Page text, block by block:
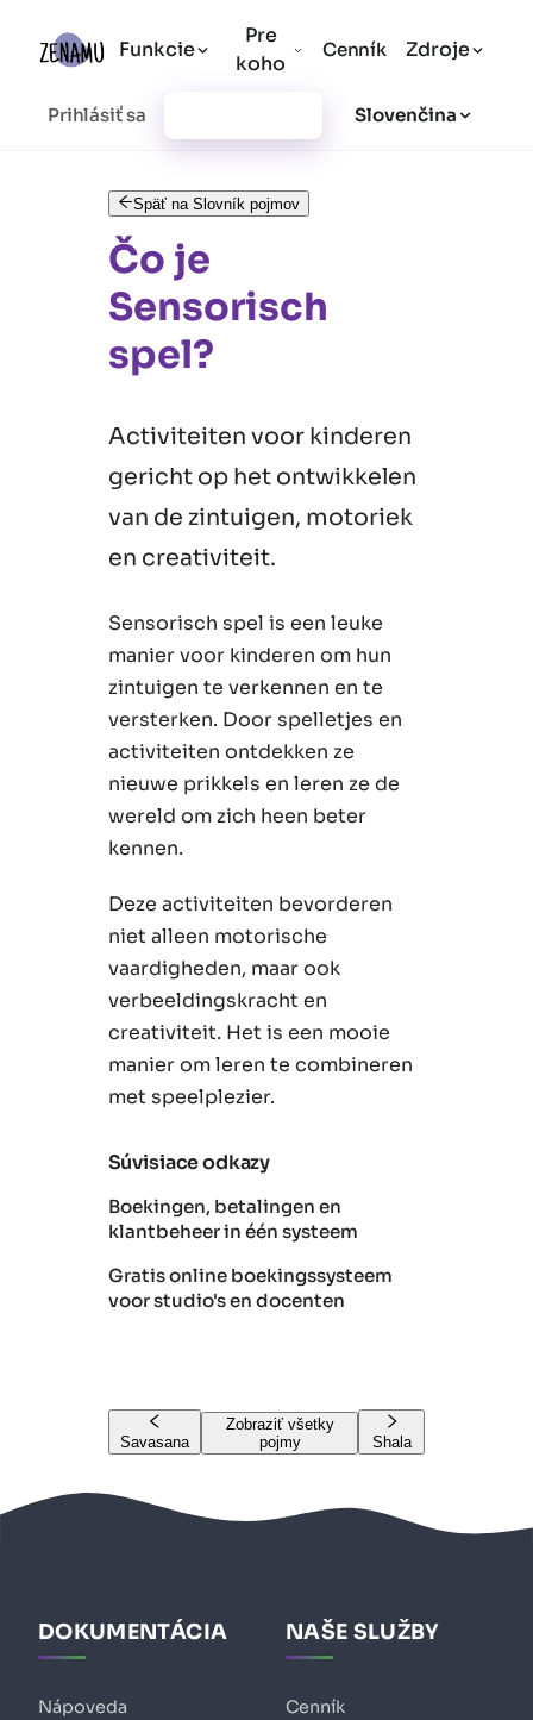
Funkcie
Pre
koho
Cenník Zdroje
Prihlásiť sa Slovenčina
Späť na Slovník pojmov
Čo je
Sensorisch
spel?
Activiteiten voor kinderen
gericht op het ontwikkelen
van de zintuigen, motoriek
en creativiteit.
Sensorisch spel is een leuke
manier voor kinderen om hun
zintuigen te verkennen en te
versterken. Door spelletjes en
activiteiten ontdekken ze
nieuwe prikkels en leren ze de
wereld om zich heen beter
kennen.
Deze activiteiten bevorderen
niet alleen motorische
vaardigheden, maar ook
verbeeldingskracht en
creativiteit. Het is een mooie
manier om leren te combineren
met speelplezier.
Súvisiace odkazy
Boekingen, betalingen en
klantbeheer in één systeem
Gratis online boekingssysteem
voor studio's en docenten
Savasana
Zobraziť všetky
pojmy
Shala
DOKUMENTÁCIA
Nápoveda
NAŠE SLUŽBY
Cenník